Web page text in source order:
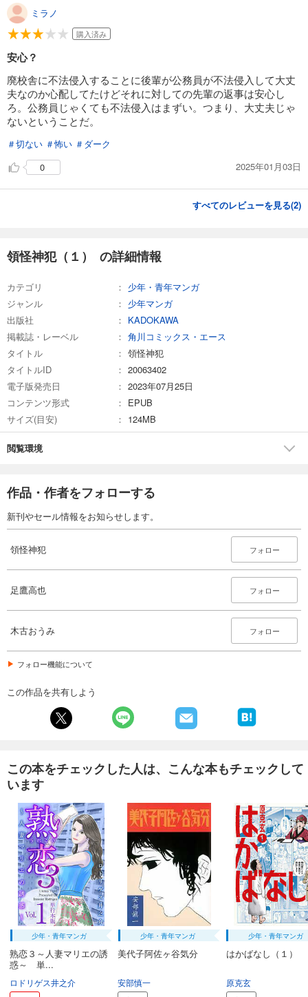
ミラノ
購入済み
安心？
廃校舎に不法侵入することに後輩が公務員が不法侵入して大丈
夫なのか心配してたけどそれに対しての先輩の返事は安心し
ろ。公務員じゃくても不法侵入はまずい。つまり、大丈夫じゃ
ないということだ。
＃切ない ＃怖い ＃ダーク
0
2025年01月03日
すべてのレビューを見る(2)
領怪神犯（１） の詳細情報
カテゴリ
少年・青年マンガ
ジャンル
少年マンガ
出版社
KADOKAWA
掲載誌・レーベル
角川コミックス・エース
タイトル
領怪神犯
タイトルID
20063402
電子版発売日
2023年07月25日
コンテンツ形式
EPUB
サイズ(目安)
124MB
閲覧環境
作品・作者をフォローする
新刊やセール情報をお知らせします。
領怪神犯 フォロー
足鷹高也 フォロー
木古おうみ フォロー
フォロー機能について
この作品を共有しよう
この本をチェックした人は、こんな本もチェックして
います
少年・青年マンガ
熟恋３～人妻マリエの誘
惑～ 単...
ロドリゲス井之介
少年・青年マンガ
美代子阿佐ヶ谷気分
安部慎一
少年・青年マンガ
はかばなし（１）
原克玄